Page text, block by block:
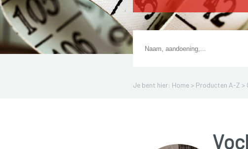
Je bent hier: Home > Producten A-Z >